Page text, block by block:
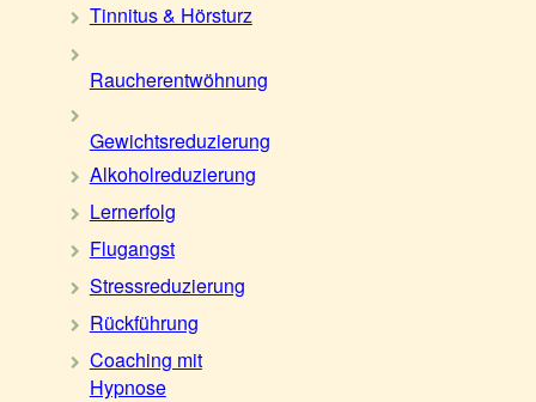
Tinnitus & Hörsturz
Raucherentwöhnung
Gewichtsreduzierung
Alkoholreduzierung
Lernerfolg
Flugangst
Stressreduzierung
Rückführung
Coaching mit
Hypnose